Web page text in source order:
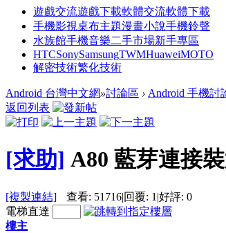
遊戲交流遊戲下載軟體交流軟體下載
手機影視桌布主題漫畫小說手機鈴聲
水族館手機音樂二手市場新手專區
HTCSonySamsungTWMHuaweiMOTO
解密技術繁化技術
Android 台灣中文網»討論區 › Android 手機討
返回列表
[求助] A80 藍芽連接
[複製連結] 查看: 51716|回覆: 1 |好評: 0
電梯直達
樓主